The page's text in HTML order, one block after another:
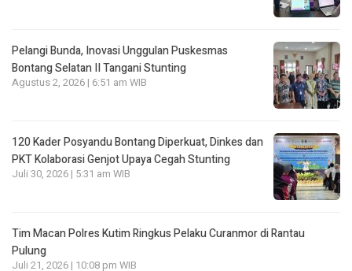
Pelangi Bunda, Inovasi Unggulan Puskesmas
Bontang Selatan II Tangani Stunting
Agustus 2, 2026 | 6:51 am WIB
120 Kader Posyandu Bontang Diperkuat, Dinkes dan
PKT Kolaborasi Genjot Upaya Cegah Stunting
Juli 30, 2026 | 5:31 am WIB
Tim Macan Polres Kutim Ringkus Pelaku Curanmor di Rantau
Pulung
Juli 21, 2026 | 10:08 pm WIB